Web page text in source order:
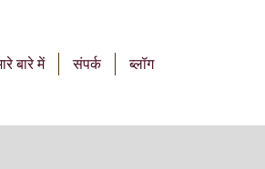
बारे में संपर्क ब्लॉग